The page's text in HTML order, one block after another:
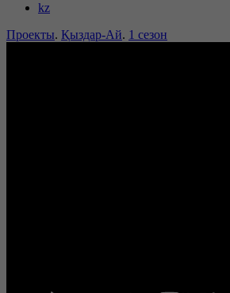
kz
Проекты. Қыздар-Ай. 1 сезон